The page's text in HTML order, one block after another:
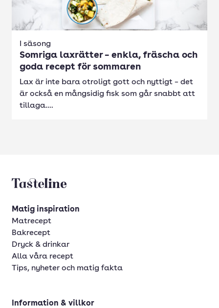
I säsong
Somriga laxrätter – enkla, fräscha och
goda recept för sommaren
Lax är inte bara otroligt gott och nyttigt – det
är också en mångsidig fisk som går snabbt att
tillaga....
Tasteline startsida
Matig inspiration
Matrecept
Bakrecept
Dryck & drinkar
Alla våra recept
Tips, nyheter och matig fakta
Information & villkor